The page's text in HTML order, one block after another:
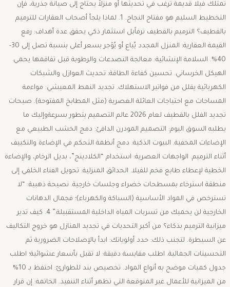
تمتلك فيلا قديمة ترغب في تحديثها أو منزلاً يحتاج إلى صيانة جذرية، فإن
التخطيط السليم هو مفتاح النجاح. ​1. لماذا يلجأ أصحاب العقارات للترميم
بالقطيف؟ ​الترميم بالقطيف ترفاًبل استثمار ذكي يحقق عدة أهداف: ​رفع
القيمة العقارية: المنزل المجدد يُباع أو يُؤجر بسعر أعلى بنسبة تصل إلى 30-
40%. ​السلامة الإنشائية: معالجة التصدعات والرطوبة قبل تفاقمها يحمي
الهيكل الخرساني. ​تحسين كفاءة الطاقة: تحديث العوازل والشبكات
الكهربائية يقلل من فواتير الاستهلاك. ​تجديد النمط المعيشي: مواءمة
المساحات مع احتياجات العائلة العصرية (مثل المطابخ المفتوحة). صيحات
تجديد الفلل بالقطيف لعام 2026 ​عالم التصميم يتطور بسرعةوإليك ما
يطلبه السوق اليوم: ​التصميم المودرن الدافئ: دمج الخشب الطبيعي مع
الإضاءات المخفية. ​البيوت الذكية: دمج أنظمة التحكم في الإضاءة والتكييف
أثناء الترميم. ​الواجهات العصرية: استخدام “الكلادينج”، بديل الرخام، والإضاءة
الخطية لإعطاء طابع فخم للفيلا. ​الحدائق المنزلية: تحويل الفناء الخلفي إلى
منطقة استرخاء بمسطحات خضراء وجلسات خارجية. ​نصيحة ذهبية: “لا
تسترخص في المواد الأساسية (السباكة والكهرباء)؛ فجمال الدهانات
الخارجية لن يحميك من تسربات المياه الداخلية المستقبيلة.” ​4. كيف تدير
ميزانية الترميم بذكاء؟ ​من أكبر التحديات في تجديد المنازل هو خروج التكاليف
عن السيطرة. لتجنب ذلك: ​حدد أولوياتك: ابدأ بالإصلاحات الضرورية ثم
التحسينات الجمالية. ​اطلب مقايسة دقيقة: لا تقبل بأسعار عشوائية؛ اطلب
جدول كميات موضح به أنواع المواد. ​تخصيص بند للطوارئ: احتفظ بـ 10%
من الميزانية للأعمال غير المتوقعة التي تظهر أثناء التنفيذ. ​الخاتمة: ​إن قرار